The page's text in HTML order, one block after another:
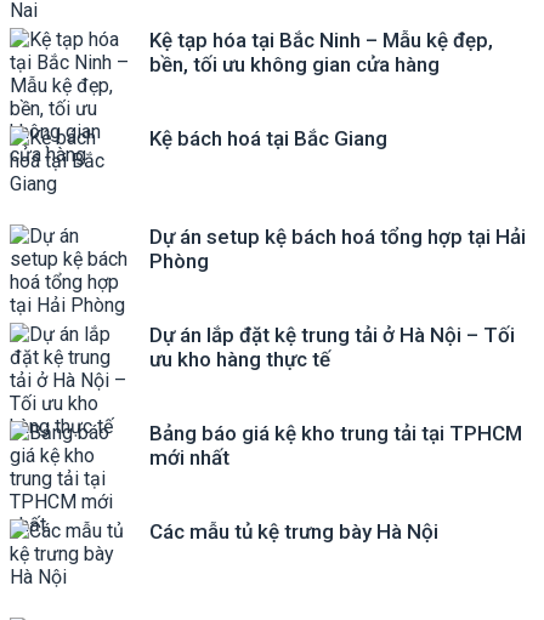
Kệ tạp hóa tại Bắc Ninh – Mẫu kệ đẹp,
bền, tối ưu không gian cửa hàng
Kệ bách hoá tại Bắc Giang
Dự án setup kệ bách hoá tổng hợp tại Hải
Phòng
Dự án lắp đặt kệ trung tải ở Hà Nội – Tối
ưu kho hàng thực tế
Bảng báo giá kệ kho trung tải tại TPHCM
mới nhất
Các mẫu tủ kệ trưng bày Hà Nội